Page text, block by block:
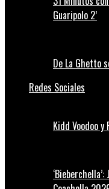
Guaripolo 2’
De La Ghetto
Redes Sociales
Kidd Voodoo y